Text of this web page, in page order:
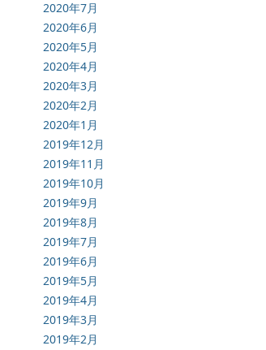
2020年7月
2020年6月
2020年5月
2020年4月
2020年3月
2020年2月
2020年1月
2019年12月
2019年11月
2019年10月
2019年9月
2019年8月
2019年7月
2019年6月
2019年5月
2019年4月
2019年3月
2019年2月